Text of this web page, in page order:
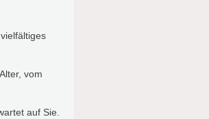
vom
auf Sie.